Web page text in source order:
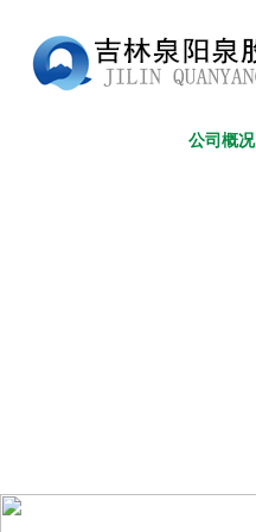
公司概况